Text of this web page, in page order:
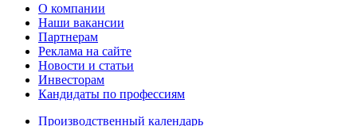
О компании
Наши вакансии
Партнерам
Реклама на сайте
Новости и статьи
Инвесторам
Кандидаты по профессиям
Производственный календарь